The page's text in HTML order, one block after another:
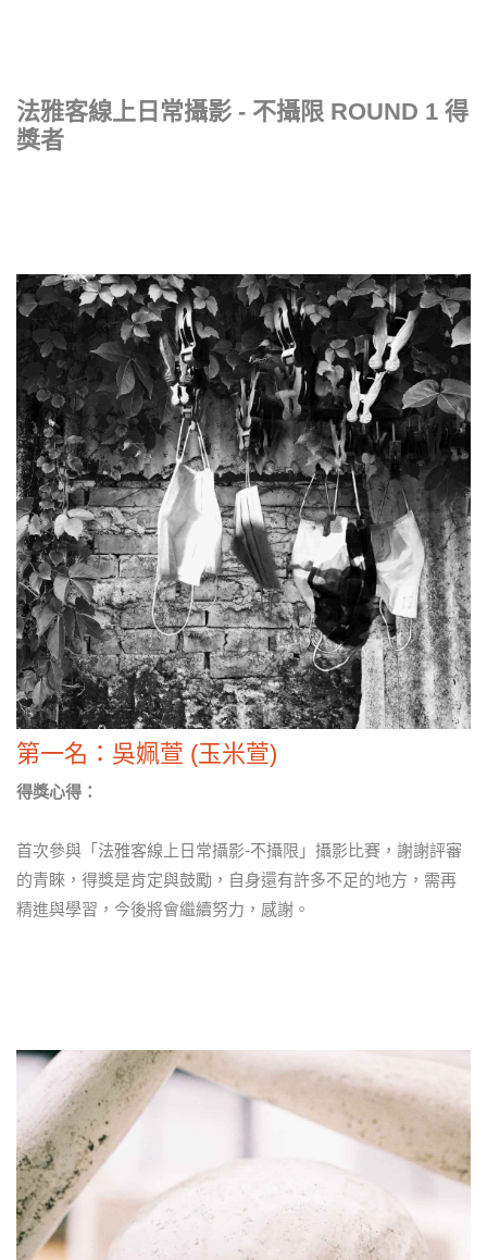
法雅客線上日常攝影 - 不攝限 ROUND 1 得
獎者
第一名：吳姵萱 (玉米萱)
得獎心得：
首次參與「法雅客線上日常攝影-不攝限」攝影比賽，謝謝評審
的青睞，得獎是肯定與鼓勵，自身還有許多不足的地方，需再
精進與學習，今後將會繼續努力，感謝。